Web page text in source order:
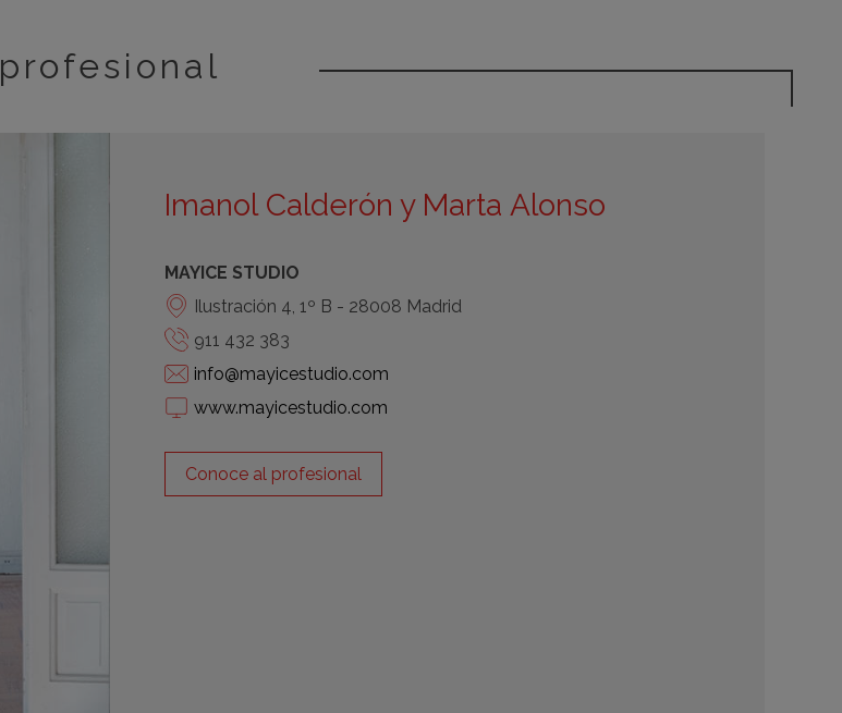
profesional
Imanol Calderón y Marta Alonso
MAYICE STUDIO
Ilustración 4, 1º B - 28008 Madrid
911 432 383
info@mayicestudio.com
www.mayicestudio.com
Conoce al profesional